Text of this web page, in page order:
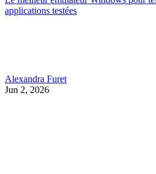
applications testées
Alexandra Furet
Jun 2, 2026